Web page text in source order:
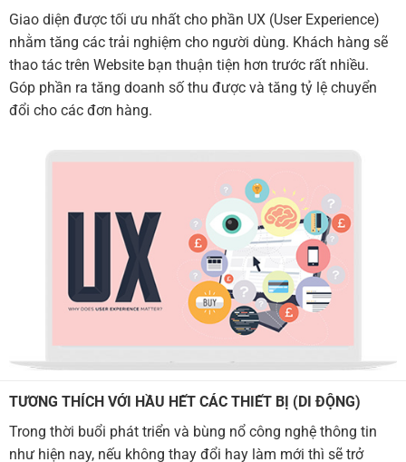
Giao diện được tối ưu nhất cho phần UX (User Experience)
nhằm tăng các trải nghiệm cho người dùng. Khách hàng sẽ
thao tác trên Website bạn thuận tiện hơn trước rất nhiều.
Góp phần ra tăng doanh số thu được và tăng tỷ lệ chuyển
đổi cho các đơn hàng.
TƯƠNG THÍCH VỚI HẦU HẾT CÁC THIẾT BỊ (DI ĐỘNG)
Trong thời buổi phát triển và bùng nổ công nghệ thông tin
như hiện nay, nếu không thay đổi hay làm mới thì sẽ trở